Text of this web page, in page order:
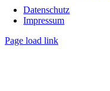
Datenschutz
Impressum
Page load link